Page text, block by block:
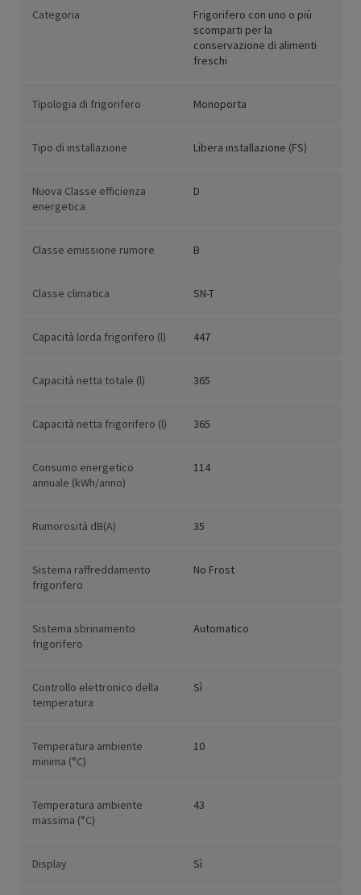
Categoria
Frigorifero con uno o più
scomparti per la
conservazione di alimenti
freschi
Tipologia di frigorifero Monoporta
Tipo di installazione Libera installazione (FS)
Nuova Classe efficienza
energetica
D
Classe emissione rumore B
Classe climatica SN-T
Capacità lorda frigorifero (l) 447
Capacità netta totale (l) 365
Capacità netta frigorifero (l) 365
Consumo energetico
annuale (kWh/anno)
114
Rumorosità dB(A) 35
Sistema raffreddamento
frigorifero
No Frost
Sistema sbrinamento
frigorifero
Automatico
Controllo elettronico della
temperatura
Sì
Temperatura ambiente
minima (°C)
10
Temperatura ambiente
massima (°C)
43
Display Sì